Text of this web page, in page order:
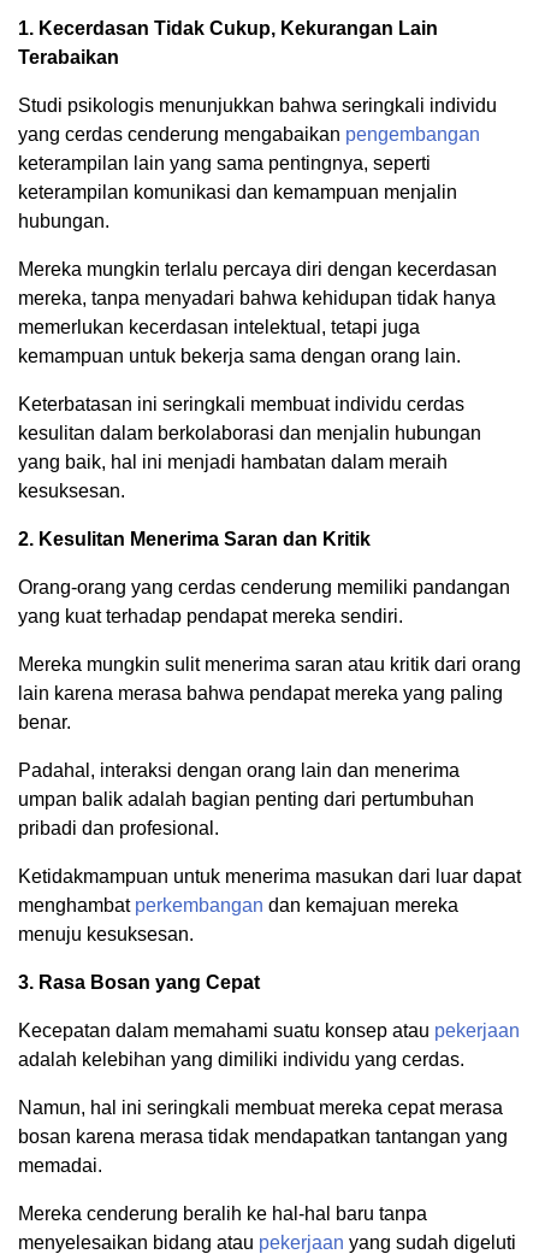
1. Kecerdasan Tidak Cukup, Kekurangan Lain
Terabaikan
Studi psikologis menunjukkan bahwa seringkali individu
yang cerdas cenderung mengabaikan pengembangan
keterampilan lain yang sama pentingnya, seperti
keterampilan komunikasi dan kemampuan menjalin
hubungan.
Mereka mungkin terlalu percaya diri dengan kecerdasan
mereka, tanpa menyadari bahwa kehidupan tidak hanya
memerlukan kecerdasan intelektual, tetapi juga
kemampuan untuk bekerja sama dengan orang lain.
Keterbatasan ini seringkali membuat individu cerdas
kesulitan dalam berkolaborasi dan menjalin hubungan
yang baik, hal ini menjadi hambatan dalam meraih
kesuksesan.
2. Kesulitan Menerima Saran dan Kritik
Orang-orang yang cerdas cenderung memiliki pandangan
yang kuat terhadap pendapat mereka sendiri.
Mereka mungkin sulit menerima saran atau kritik dari orang
lain karena merasa bahwa pendapat mereka yang paling
benar.
Padahal, interaksi dengan orang lain dan menerima
umpan balik adalah bagian penting dari pertumbuhan
pribadi dan profesional.
Ketidakmampuan untuk menerima masukan dari luar dapat
menghambat perkembangan dan kemajuan mereka
menuju kesuksesan.
3. Rasa Bosan yang Cepat
Kecepatan dalam memahami suatu konsep atau pekerjaan
adalah kelebihan yang dimiliki individu yang cerdas.
Namun, hal ini seringkali membuat mereka cepat merasa
bosan karena merasa tidak mendapatkan tantangan yang
memadai.
Mereka cenderung beralih ke hal-hal baru tanpa
menyelesaikan bidang atau pekerjaan yang sudah digeluti